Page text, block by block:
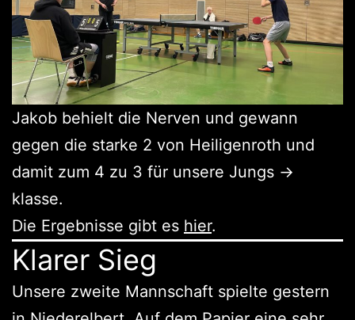
Jakob behielt die Nerven und gewann
gegen die starke 2 von Heiligenroth und
damit zum 4 zu 3 für unsere Jungs ->
klasse.
Die Ergebnisse gibt es hier.
Klarer Sieg
Unsere zweite Mannschaft spielte gestern